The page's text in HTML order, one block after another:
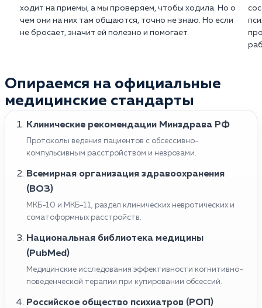
ходит на приемы, а мы проверяем, чтобы ходила. Но о
чем они на них там общаются, точно не знаю. Но если
не бросает, значит ей полезно и помогает.
Опираемся на официальные
медицинские стандарты
Клинические рекомендации Минздрава РФ
Протоколы ведения пациентов с обсессивно-
компульсивным расстройством и неврозами.
Всемирная организация здравоохранения
(ВОЗ)
МКБ-10 и МКБ-11, раздел клинических невротических и
соматоформных расстройств.
Национальная библиотека медицины
(PubMed)
Медицинские исследования эффективности когнитивно-
поведенческой терапии при купировании обсессий.
Российское общество психиатров (РОП)